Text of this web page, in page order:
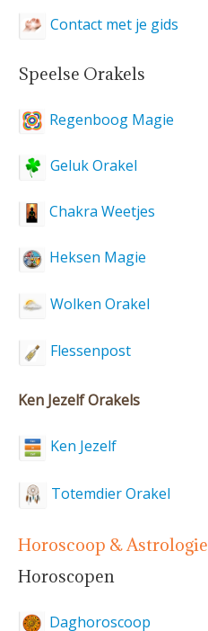
Contact met je gids
Speelse Orakels
Regenboog Magie
Geluk Orakel
Chakra Weetjes
Heksen Magie
Wolken Orakel
Flessenpost
Ken Jezelf Orakels
Ken Jezelf
Totemdier Orakel
Horoscoop & Astrologie
Horoscopen
Daghoroscoop